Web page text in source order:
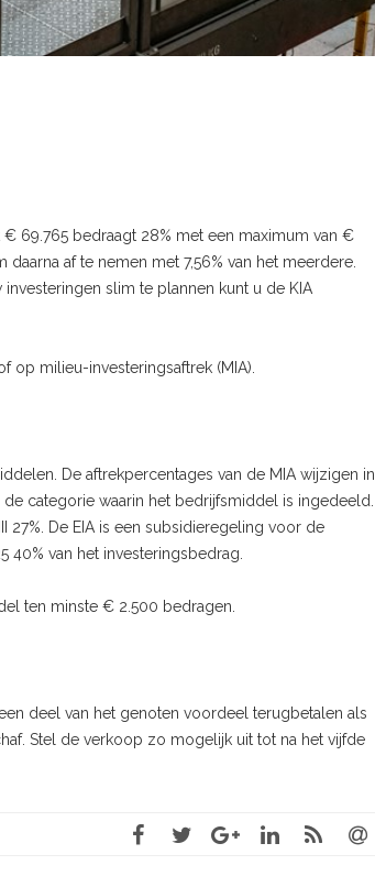
69.765 bedraagt 28% met een maximum van €
af te nemen met 7,56% van het meerdere.
slim te plannen kunt u de KIA
op milieu-investeringsaftrek (MIA).
De aftrekpercentages van de MIA wijzigen in
categorie waarin het bedrijfsmiddel is ingedeeld.
27%. De EIA is een subsidieregeling voor de
van het investeringsbedrag.
ten minste € 2.500 bedragen.
deel van het genoten voordeel terugbetalen als
Stel de verkoop zo mogelijk uit tot na het vijfde